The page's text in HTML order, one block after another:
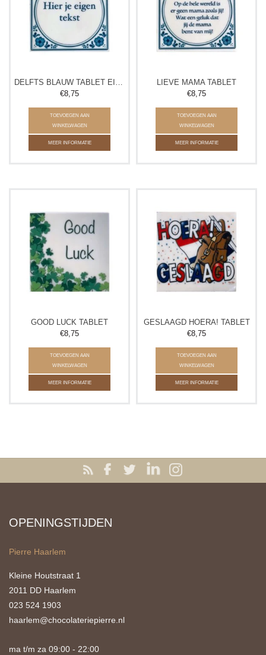
€8,75
TOEVOEGEN AAN
WINKELWAGEN
MEER INFORMATIE
LIEVE MAMA TABLET
€8,75
TOEVOEGEN AAN
WINKELWAGEN
MEER INFORMATIE
GOOD LUCK TABLET
€8,75
TOEVOEGEN AAN
WINKELWAGEN
MEER INFORMATIE
GESLAAGD HOERA! TABLET
€8,75
TOEVOEGEN AAN
WINKELWAGEN
MEER INFORMATIE
OPENINGSTIJDEN
Pierre Haarlem
Kleine Houtstraat 1
2011 DD Haarlem
023 524 1903
haarlem@chocolateriepierre.nl
ma t/m za 09:00 - 22:00